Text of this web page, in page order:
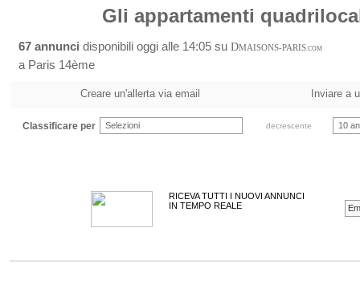
Gli appartamenti
67 annunci disponibili oggi alle 14:05 su DMAISONS-PARIS.COM
a Paris 14ème
Creare un'allerta via email Inviare a
Classificare per Selezioni decrescente 10
RICEVA TUTTI I NUOVI ANNUNCI
IN TEMPO REALE